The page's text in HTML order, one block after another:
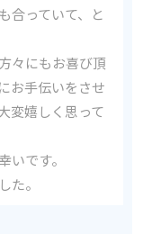
合っていて、と
々にもお喜び頂
お手伝いをさせ
変嬉しく思って
いです。
た。